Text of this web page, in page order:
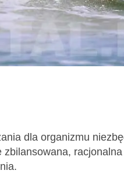
dla organizmu